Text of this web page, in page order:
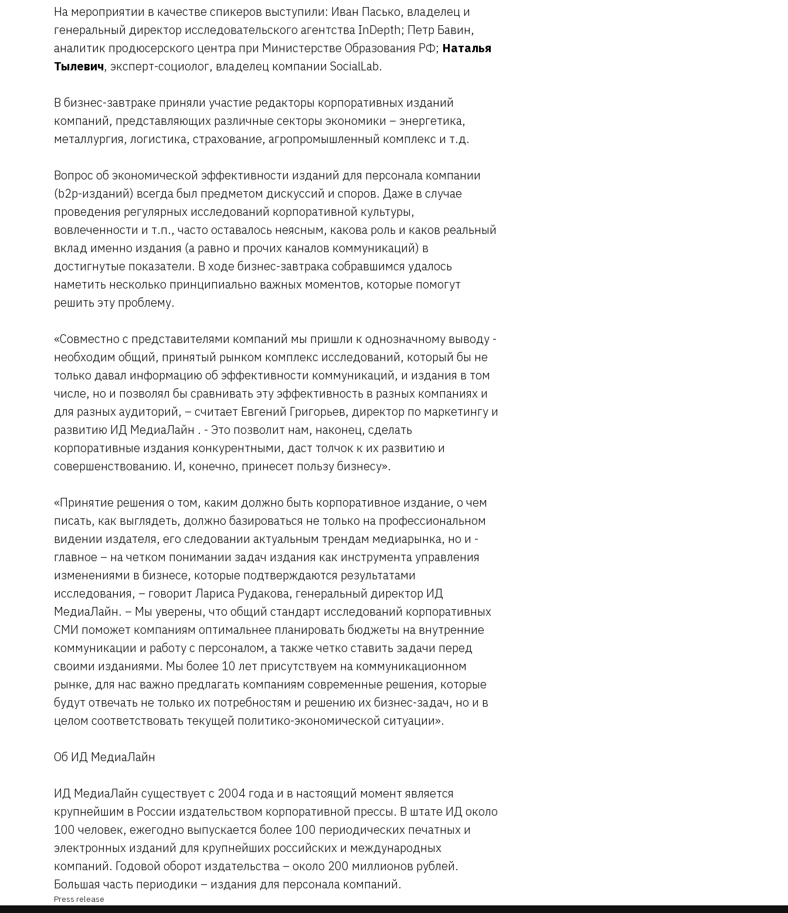
На мероприятии в качестве спикеров выступили: Иван Пасько, владелец и
генеральный директор исследовательского агентства InDepth; Петр Бавин,
аналитик продюсерского центра при Министерстве Образования РФ; Наталья
Тылевич, эксперт-социолог, владелец компании SocialLab.
В бизнес-завтраке приняли участие редакторы корпоративных изданий
компаний, представляющих различные секторы экономики – энергетика,
металлургия, логистика, страхование, агропромышленный комплекс и т.д.
Вопрос об экономической эффективности изданий для персонала компании
(b2p-изданий) всегда был предметом дискуссий и споров. Даже в случае
проведения регулярных исследований корпоративной культуры,
вовлеченности и т.п., часто оставалось неясным, какова роль и каков реальный
вклад именно издания (а равно и прочих каналов коммуникаций) в
достигнутые показатели. В ходе бизнес-завтрака собравшимся удалось
наметить несколько принципиально важных моментов, которые помогут
решить эту проблему.
«Совместно с представителями компаний мы пришли к однозначному выводу -
необходим общий, принятый рынком комплекс исследований, который бы не
только давал информацию об эффективности коммуникаций, и издания в том
числе, но и позволял бы сравнивать эту эффективность в разных компаниях и
для разных аудиторий, – считает Евгений Григорьев, директор по маркетингу и
развитию ИД МедиаЛайн . - Это позволит нам, наконец, сделать
корпоративные издания конкурентными, даст толчок к их развитию и
совершенствованию. И, конечно, принесет пользу бизнесу».
«Принятие решения о том, каким должно быть корпоративное издание, о чем
писать, как выглядеть, должно базироваться не только на профессиональном
видении издателя, его следовании актуальным трендам медиарынка, но и -
главное – на четком понимании задач издания как инструмента управления
изменениями в бизнесе, которые подтверждаются результатами
исследования, – говорит Лариса Рудакова, генеральный директор ИД
МедиаЛайн. – Мы уверены, что общий стандарт исследований корпоративных
СМИ поможет компаниям оптимальнее планировать бюджеты на внутренние
коммуникации и работу с персоналом, а также четко ставить задачи перед
своими изданиями. Мы более 10 лет присутствуем на коммуникационном
рынке, для нас важно предлагать компаниям современные решения, которые
будут отвечать не только их потребностям и решению их бизнес-задач, но и в
целом соответствовать текущей политико-экономической ситуации».
Об ИД МедиаЛайн
ИД МедиаЛайн существует с 2004 года и в настоящий момент является
крупнейшим в России издательством корпоративной прессы. В штате ИД около
100 человек, ежегодно выпускается более 100 периодических печатных и
электронных изданий для крупнейших российских и международных
компаний. Годовой оборот издательства – около 200 миллионов рублей.
Большая часть периодики – издания для персонала компаний.
Press release